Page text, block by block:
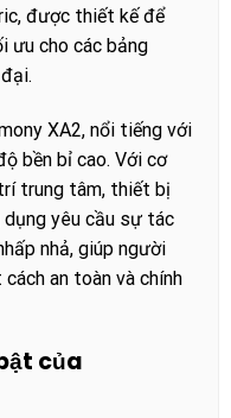
được thiết kế để
ưu cho các bảng
XA2, nổi tiếng với
bền bỉ cao. Với cơ
trung tâm, thiết bị
dụng yêu cầu sự tác
nhả, giúp người
an toàn và chính
của